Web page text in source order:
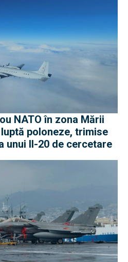
NATO în zona Mării
poloneze, trimise
unui Il-20 de cercetare